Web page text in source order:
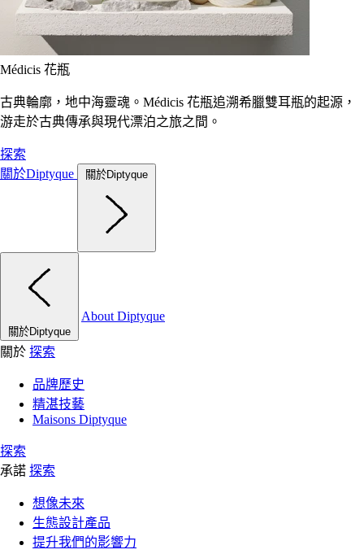
Médicis 花瓶
古典輪廓，地中海靈魂。Médicis 花瓶追溯希臘雙耳瓶的起源，
游走於古典傳承與現代漂泊之旅之間。
探索
關於Diptyque
關於Diptyque
關於Diptyque
About Diptyque
關於 探索
品牌歷史
精湛技藝
Maisons Diptyque
探索
承諾 探索
想像未來
生態設計產品
提升我們的影響力